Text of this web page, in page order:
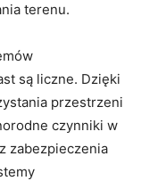
terenu.
są‍ liczne. Dzięki
przestrzeni
czynniki w
zabezpieczenia